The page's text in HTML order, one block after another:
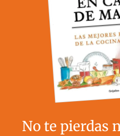
No te pierdas